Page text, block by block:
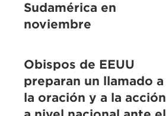
Sudamérica en
noviembre
Obispos de EEUU
preparan un llamado a
la oración y a la acción